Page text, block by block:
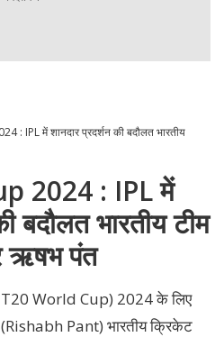
: IPL में शानदार प्रदर्शन की बदौलत भारतीय
2024 : IPL में
बदौलत भारतीय टीम
ऋषभ पंत
T20 World Cup) 2024 के लिए
Pant) भारतीय क्रिकेट